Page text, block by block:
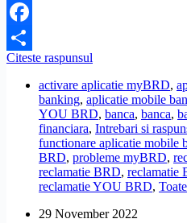
Facebook
Share
Citeste raspunsul
nu
merge,
spune
ca
a
expirat
tokenul.
Ce
sa
activare aplicatie myBRD,
banking, aplicatie mobile
YOU BRD, banca, banca,
financiara, Intrebari si
functionare aplicatie mobile
BRD, probleme myBRD,
reclamatie BRD, reclamatie
reclamatie YOU BRD, Toate
29 November 2022